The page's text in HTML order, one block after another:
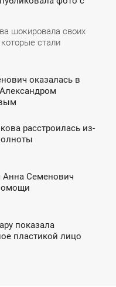
шокировала своих
стали
оказалась в
расстроилась из-
Анна Семенович
показала
пластикой лицо